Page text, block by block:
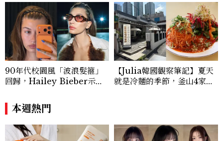
90年代校園風「波浪髮箍」
回歸，Hailey Bieber示範
u髮箍未開賣先爆紅！
【Julia韓國觀察筆記】夏天
就是冷麵的季節，釜山4家必
本週熱門